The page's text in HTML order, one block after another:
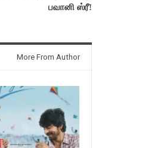
பவானி ஸ்ரீ!
More From Author